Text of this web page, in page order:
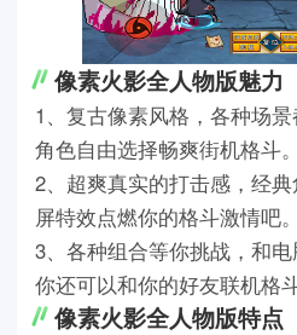
像素火影全人物版魅力
1、复古像素风格，各种场
角色自由选择畅爽街机格斗。
2、超爽真实的打击感，经
屏特效点燃你的格斗激情吧。
3、各种组合等你挑战，和
你还可以和你的好友联机格斗
像素火影全人物版特点